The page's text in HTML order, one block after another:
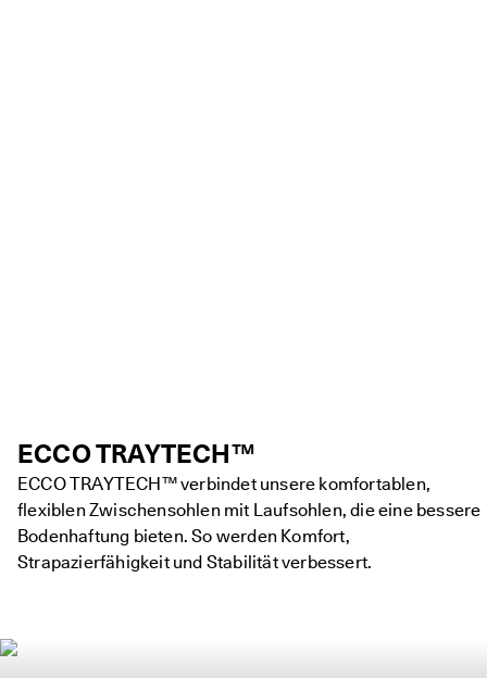
ECCO TRAYTECH™
ECCO TRAYTECH™ verbindet unsere komfortablen,
flexiblen Zwischensohlen mit Laufsohlen, die eine bessere
Bodenhaftung bieten. So werden Komfort,
Strapazierfähigkeit und Stabilität verbessert.